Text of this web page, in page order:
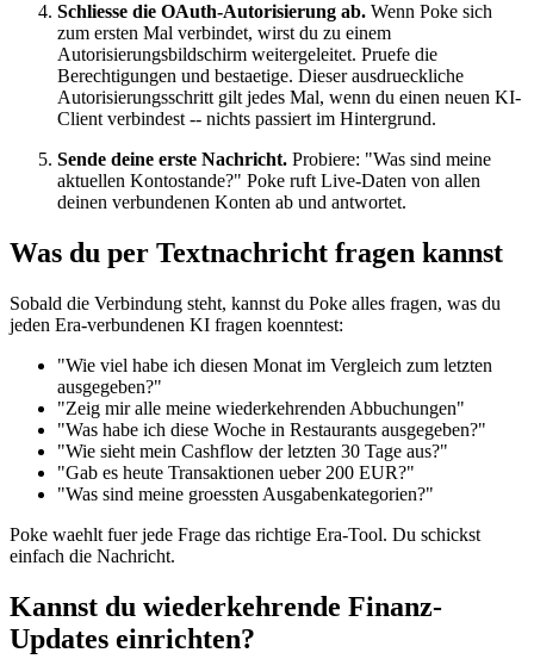
Schliesse die OAuth-Autorisierung ab. Wenn Poke sich
zum ersten Mal verbindet, wirst du zu einem
Autorisierungsbildschirm weitergeleitet. Pruefe die
Berechtigungen und bestaetige. Dieser ausdrueckliche
Autorisierungsschritt gilt jedes Mal, wenn du einen neuen KI-
Client verbindest -- nichts passiert im Hintergrund.
Sende deine erste Nachricht. Probiere: "Was sind meine
aktuellen Kontostande?" Poke ruft Live-Daten von allen
deinen verbundenen Konten ab und antwortet.
Was du per Textnachricht fragen kannst
Sobald die Verbindung steht, kannst du Poke alles fragen, was du
jeden Era-verbundenen KI fragen koenntest:
"Wie viel habe ich diesen Monat im Vergleich zum letzten
ausgegeben?"
"Zeig mir alle meine wiederkehrenden Abbuchungen"
"Was habe ich diese Woche in Restaurants ausgegeben?"
"Wie sieht mein Cashflow der letzten 30 Tage aus?"
"Gab es heute Transaktionen ueber 200 EUR?"
"Was sind meine groessten Ausgabenkategorien?"
Poke waehlt fuer jede Frage das richtige Era-Tool. Du schickst
einfach die Nachricht.
Kannst du wiederkehrende Finanz-
Updates einrichten?